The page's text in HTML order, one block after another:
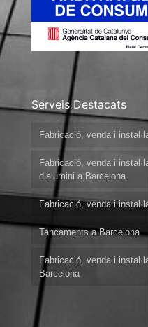
Serveis Destacats
Fabricació, venda i
Fabricació, venda i
d’alumini a Barcelona
Fabricació, venda i
Tancaments a Barcelona
Fabricació, venda i
Barcelona